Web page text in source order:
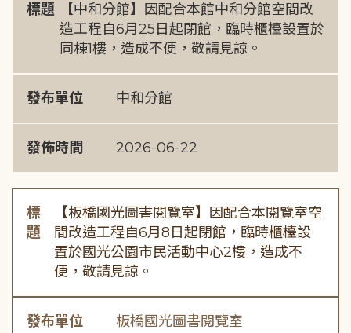
標題
【中和分館】因配合本館中和分館空間改
造工程自6月25日起閉館，臨時櫃檯設置於
同棟1樓，造成不便，敬請見諒。
發布單位 中和分館
發佈時間 2026-06-22
標
題
【板橋國光圖書閱覽室】因配合本閱覽室空
間改造工程自6月8日起閉館，臨時櫃檯設
置於國光公園市民活動中心2樓，造成不
便，敬請見諒。
發布單位 板橋國光圖書閱覽室